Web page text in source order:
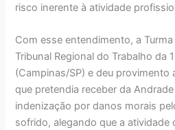
risco inerente à atividade
Com esse entendimento, a
Tribunal Regional do Trabalho da
(Campinas/SP) e deu provimento
que pretendia receber da
indenização por danos morais
sofrido, alegando que a atividade